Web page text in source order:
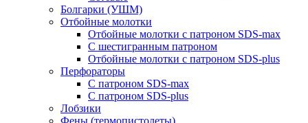
Болгарки (УШМ)
Отбойные молотки
Отбойные молотки с патроном SDS-max
С шестигранным патроном
Отбойные молотки с патроном SDS-plus
Перфораторы
С патроном SDS-max
С патроном SDS-plus
Лобзики
Фены (термопистолеты)